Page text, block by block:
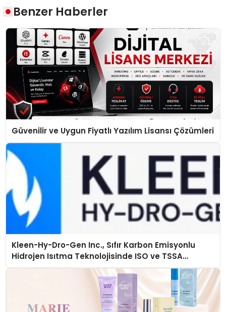
Benzer Haberler
Güvenilir ve Uygun Fiyatlı Yazılım Lisansı Çözümleri
Kleen-Hy-Dro-Gen Inc., Sıfır Karbon Emisyonlu
Hidrojen Isıtma Teknolojisinde ISO ve TSSA
Düzenleyici Onaylarını Aldı